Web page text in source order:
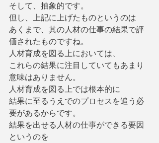
そして、抽象的です。
但し、上記に上げたものというのは
あくまで、其の人材の仕事の結果で評
価されたものですね。
人材育成を図る上においては、
これらの結果に注目していてもあまり
意味はありません。
人材育成を図る上では根本的に
結果に至るうえでのプロセスを追う必
要があるからです。
結果を出せる人材の仕事ができる要因
というのを